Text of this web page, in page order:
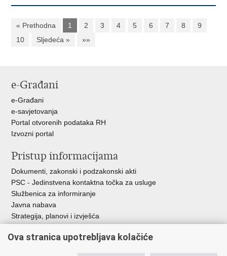
« Prethodna 1 2 3 4 5 6 7 8
9
10
Sljedeća » »»
e-Građani
e-Građani
e-savjetovanja
Portal otvorenih podataka RH
Izvozni portal
Pristup informacijama
Dokumenti, zakonski i podzakonski akti
PSC - Jedinstvena kontaktna točka za usluge
Službenica za informiranje
Javna nabava
Strategija, planovi i izvješća
Ova stranica upotrebljava kolačiće